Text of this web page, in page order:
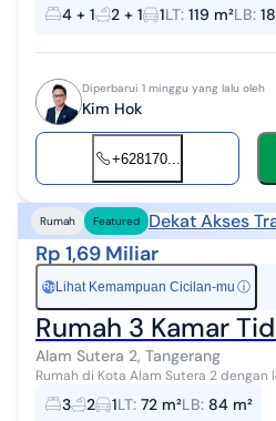
LB 180 - 4+1...
4 + 1 2 + 1 1LT: 119 m²LB:
Diperbarui 1 minggu yang lalu oleh
Kim Hok
+628170...
Rumah Featured Dekat Akses
Rp 1,69 Miliar
Rp Lihat Kemampuan Cicilan-mu ⓘ
Rumah 3 Kamar
Alam Sutera 2, Tangerang
Rumah di Kota Alam Sutera 2 dengan
Alam Sutera, Paling dekat ke Jakarta. 1. Future Flyover connecting ke
Alam Sutera...
3 2 1LT: 72 m²LB: 84 m²